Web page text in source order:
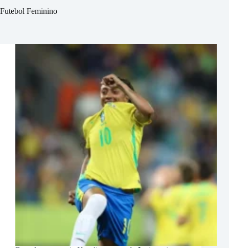
Futebol Feminino